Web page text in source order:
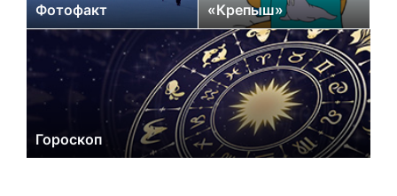
Фотофакт «Крепыш»
Гороскоп